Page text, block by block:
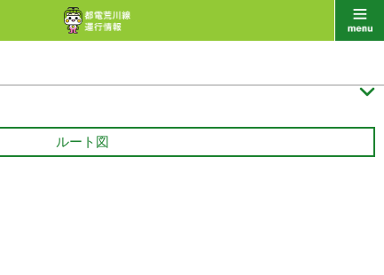

ルート図